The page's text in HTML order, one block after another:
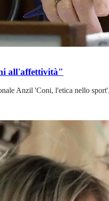
all'affettività"
Anzil 'Coni, l'etica nello